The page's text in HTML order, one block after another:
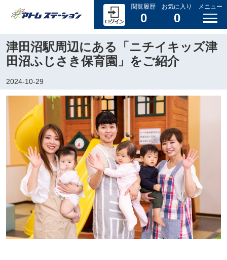
閲覧履歴
0
お気に入り
0
メニュー
津田沼駅周辺にある「ニチイキッズ津
田沼ふじさき保育園」をご紹介
2024-10-29